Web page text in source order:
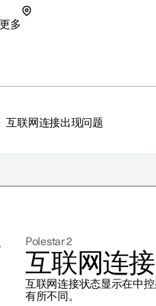
更多
新闻
注册新闻简报
（在新窗口中
互联网连接出现问题
Polestar 2
互联网连
互联网连接状态显示在中
有所不同。